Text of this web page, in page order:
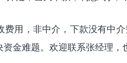
用，非中介，下款没有中
金难题。欢迎联系张经理，